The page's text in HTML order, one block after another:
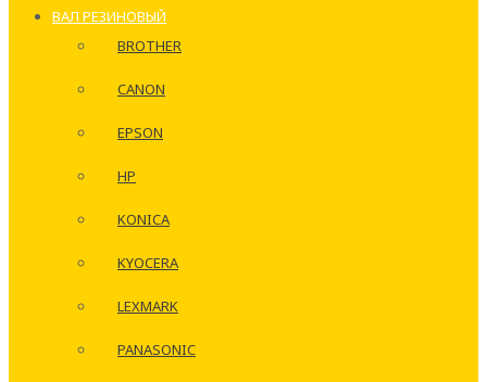
ВАЛ РЕЗИНОВЫЙ
BROTHER
CANON
EPSON
HP
KONICA
KYOCERA
LEXMARK
PANASONIC